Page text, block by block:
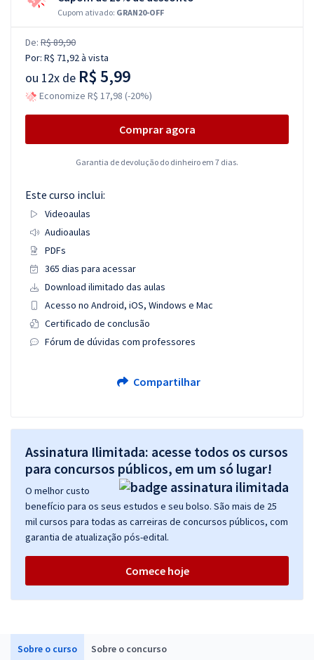
Sobre o curso Sobre o concurso
Cupom ativado: GRAN20-OFF
De: R$ 89,90
Por: R$ 71,92à vista
ou 12x de R$ 5,99
Economize R$ 17,98 (-20%)
Comprar agora
Garantia de devolução do dinheiro em 7 dias.
Este curso inclui:
Videoaulas
Audioaulas
PDFs
365 dias para acessar
Download ilimitado das aulas
Acesso no Android, iOS, Windows e Mac
Certificado de conclusão
Fórum de dúvidas com professores
Compartilhar
Assinatura Ilimitada: acesse todos os cursos
para concursos públicos, em um só lugar!
O melhor custo
benefício para os seus estudos e seu bolso. São mais de 25
mil cursos para todas as carreiras de concursos públicos, com
garantia de atualização pós-edital.
Comece hoje